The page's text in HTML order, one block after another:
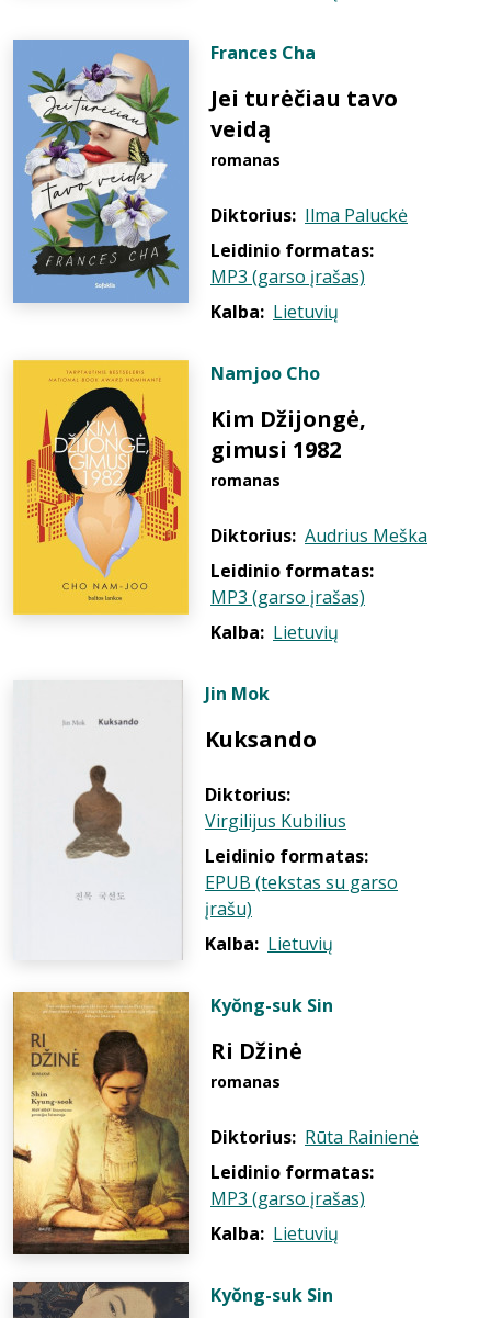
Frances Cha
Jei turėčiau tavo
veidą
romanas
Diktorius: Ilma Paluckė
Leidinio formatas:
MP3 (garso įrašas)
Kalba: Lietuvių
Namjoo Cho
Kim Džijongė,
gimusi 1982
romanas
Diktorius: Audrius Meška
Leidinio formatas:
MP3 (garso įrašas)
Kalba: Lietuvių
Jin Mok
Kuksando
Diktorius:
Virgilijus Kubilius
Leidinio formatas:
EPUB (tekstas su garso
įrašu)
Kalba: Lietuvių
Kyŏng-suk Sin
Ri Džinė
romanas
Diktorius: Rūta Rainienė
Leidinio formatas:
MP3 (garso įrašas)
Kalba: Lietuvių
Kyŏng-suk Sin